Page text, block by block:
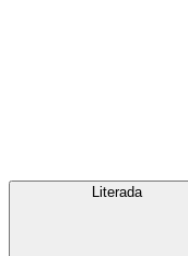
Literada